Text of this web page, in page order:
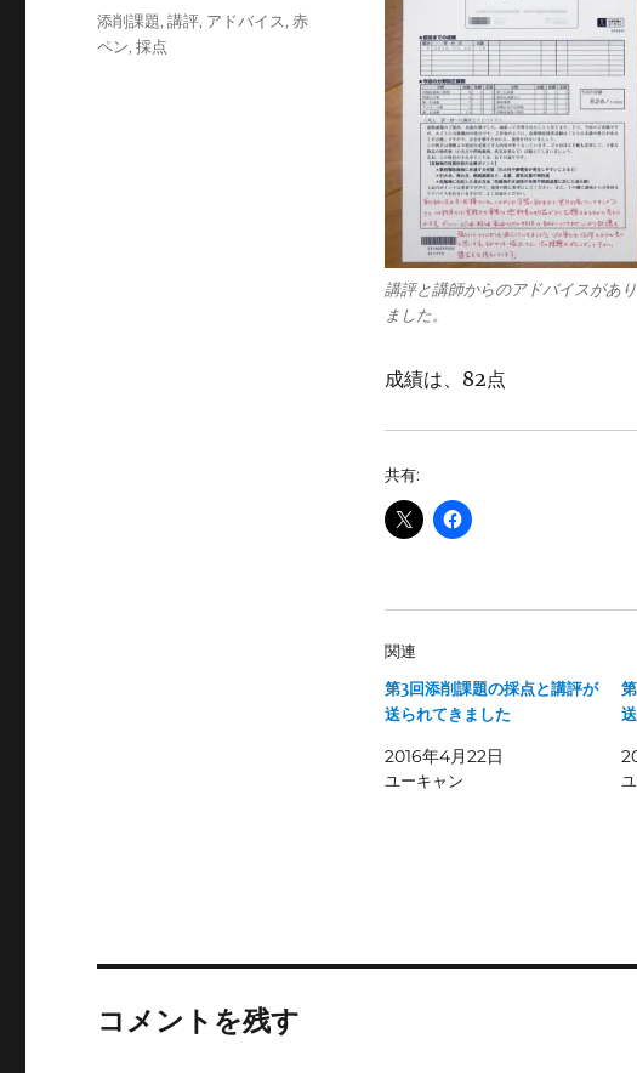
講評と講師からのアドバイスがあり
ました。
成績は、82点
共有:
関連
第3回添削課題の採点と講評が
送られてきました
2016年4月22日
ユーキャン
テ
タ
グ
添削課題,講評, アドバイス,赤
ペン,採点
コメントを残す